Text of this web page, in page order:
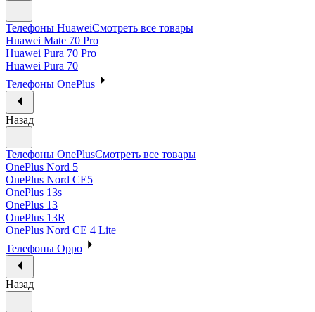
Телефоны HuaweiСмотреть все товары
Huawei Mate 70 Pro
Huawei Pura 70 Pro
Huawei Pura 70
Телефоны OnePlus
Назад
Телефоны OnePlusСмотреть все товары
OnePlus Nord 5
OnePlus Nord CE5
OnePlus 13s
OnePlus 13
OnePlus 13R
OnePlus Nord CE 4 Lite
Телефоны Oppo
Назад